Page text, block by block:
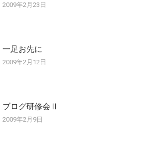
2009年2月23日
一足お先に
2009年2月12日
ブログ研修会Ⅱ
2009年2月9日